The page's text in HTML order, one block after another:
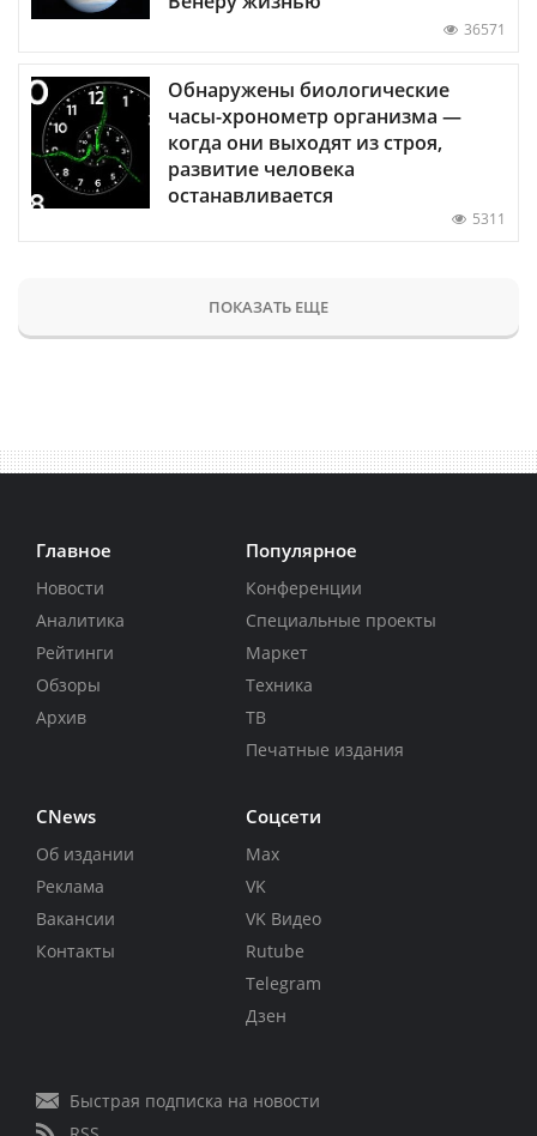
36571
Обнаружены биологические
часы-хронометр организма —
когда они выходят из строя,
развитие человека
останавливается
5311
ПОКАЗАТЬ ЕЩЕ
Главное
Новости
Аналитика
Рейтинги
Обзоры
Архив
Популярное
Конференции
Специальные проекты
Маркет
Техника
ТВ
Печатные издания
CNews
Об издании
Реклама
Вакансии
Контакты
Соцсети
Max
VK
VK Видео
Rutube
Telegram
Дзен
Быстрая подписка на новости